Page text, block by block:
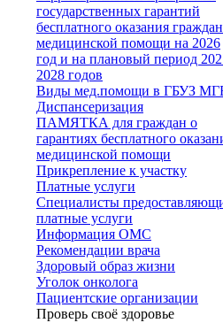
государственных гарантий
бесплатного оказания
медицинской помощи на 2026
год и на плановый период
2028 годов
Виды мед.помощи в ГБУЗ
Диспансеризация
ПАМЯТКА для граждан о
гарантиях бесплатного
медицинской помощи
Прикрепление к участку
Платные услуги
Специалисты
платные услуги
Информация ОМС
Рекомендации врача
Здоровый образ жизни
Уголок онколога
Пациентские организации
Проверь своё здоровье